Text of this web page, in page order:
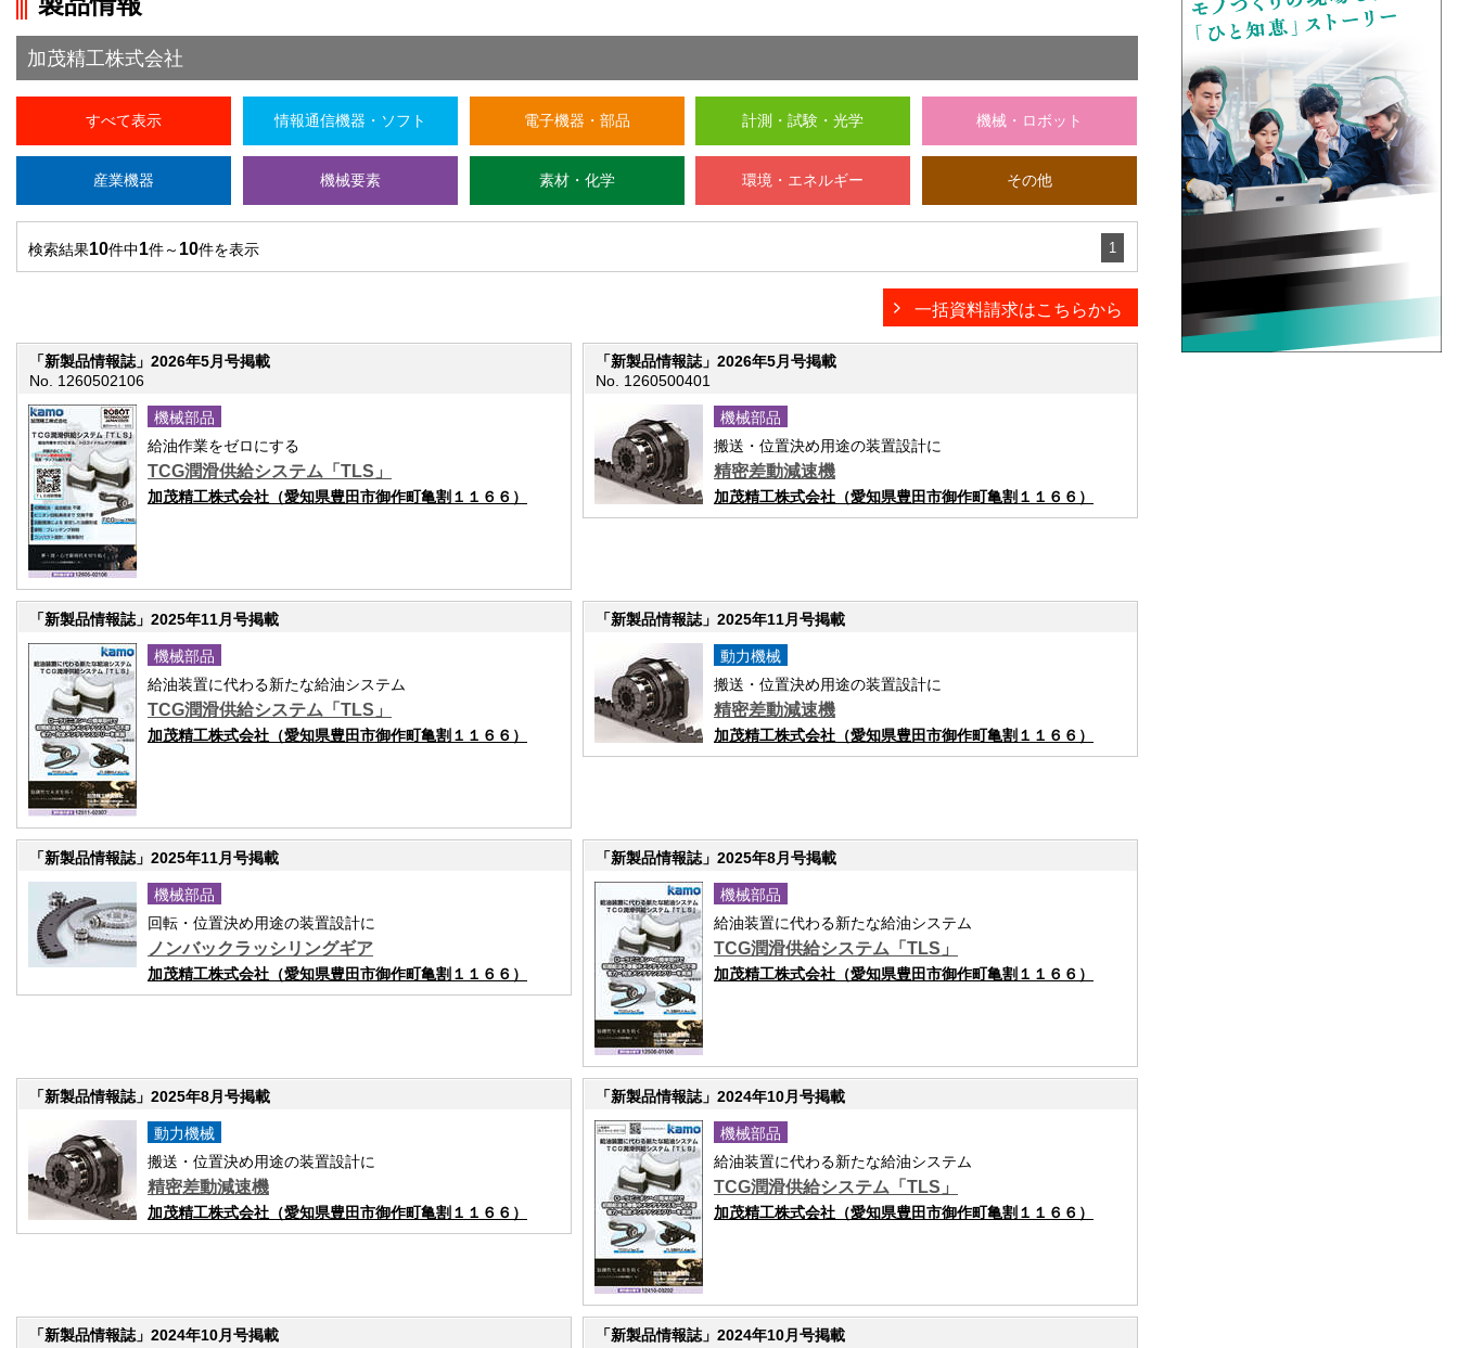
加茂精工株式会社
すべて表示 情報通信機器・ソフト 電子機器・部品 計測・試験・光学 機械・ロボット
産業機器 機械要素 素材・化学 環境・エネルギー その他
検索結果10件中1件～ 10件を表示 1
一括資料請求はこちらから
「新製品情報誌」2026年5月号掲載
No. 1260502106
機械部品
給油作業をゼロにする
TCG潤滑供給システム「TLS」
加茂精工株式会社（愛知県豊田市御作町亀割１１６６）
「新製品情報誌」2026年5月号掲載
No. 1260500401
機械部品
搬送・位置決め用途の装置設計に
精密差動減速機
加茂精工株式会社（愛知県豊田市御作町亀割１１６６）
「新製品情報誌」2025年11月号掲載
機械部品
給油装置に代わる新たな給油システム
TCG潤滑供給システム「TLS」
加茂精工株式会社（愛知県豊田市御作町亀割１１６６）
「新製品情報誌」2025年11月号掲載
動力機械
搬送・位置決め用途の装置設計に
精密差動減速機
加茂精工株式会社（愛知県豊田市御作町亀割１１６６）
「新製品情報誌」2025年11月号掲載
機械部品
回転・位置決め用途の装置設計に
ノンバックラッシリングギア
加茂精工株式会社（愛知県豊田市御作町亀割１１６６）
「新製品情報誌」2025年8月号掲載
機械部品
給油装置に代わる新たな給油システム
TCG潤滑供給システム「TLS」
加茂精工株式会社（愛知県豊田市御作町亀割１１６６）
「新製品情報誌」2025年8月号掲載
動力機械
搬送・位置決め用途の装置設計に
精密差動減速機
加茂精工株式会社（愛知県豊田市御作町亀割１１６６）
「新製品情報誌」2024年10月号掲載
機械部品
給油装置に代わる新たな給油システム
TCG潤滑供給システム「TLS」
加茂精工株式会社（愛知県豊田市御作町亀割１１６６）
「新製品情報誌」2024年10月号掲載 「新製品情報誌」2024年10月号掲載